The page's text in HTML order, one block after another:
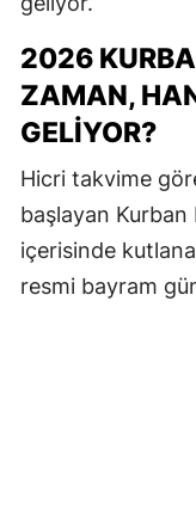
2026
ZAMAN,
GELIYOR?
Hicri takvime
başlayan Kurban
içerisinde
resmi bayram